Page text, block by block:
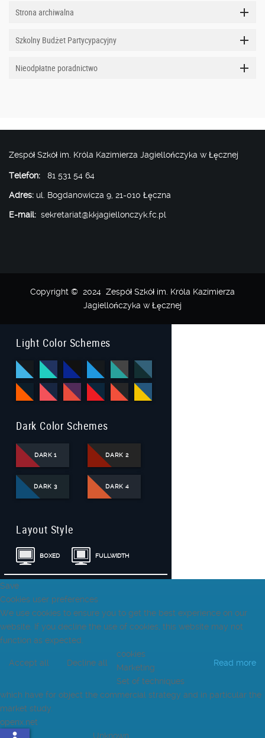
Strona archiwalna
Szkolny Budżet Partycypacyjny
Nieodpłatne poradnictwo
Zespół Szkół im. Króla Kazimierza Jagiellończyka w Łęcznej
Telefon: 81 531 54 64
Adres: ul. Bogdanowicza 9, 21-010 Łęczna
E-mail: sekretariat@kkjagiellonczyk.fc.pl
Copyright © 2024 Zespół Szkół im. Króla Kazimierza
Jagiellończyka w Łęcznej
Light Color Schemes
Dark Color Schemes
DARK 1 DARK 2
DARK 3 DARK 4
Layout Style
BOXED FULLWIDTH
Save
Cookies user preferences
We use cookies to ensure you to get the best experience on our
website. If you decline the use of cookies, this website may not
function as expected.
Accept all Decline all Read more
cookies
Marketing
Set of techniques
which have for object the commercial strategy and in particular the
market study.
openx.net
Unknown